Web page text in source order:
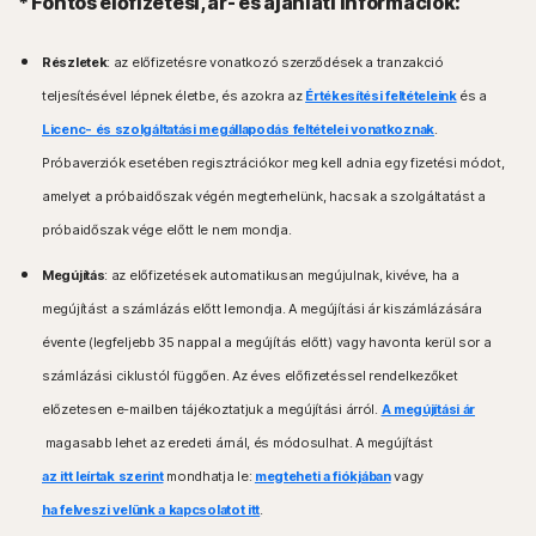
nézzen utána a helyi jogszabályoknak.
Windows 11/10 kivételével),
Microsoft Windows 8/8.1 (minden verzió),
újabb szervizcsomaggal.
Mac® operációs rendszerek
futtató Mac-gépek.
Android™ operációs rendszerek
Android 10.0 vagy újabb operációs rendszert futtató
eszközök. Telepíteni kell a Google Play alkalmazást.
Android TV OS 10.0 vagy újabb operációs rendszert
futtató Google TV-k.
iOS operációs rendszerek
Az Apple® iOS aktuális és előző két verzióját futtató
eszközökre is kiterjed.
A Snapdragon/ARM chipet használó verziók nem tartalmazzák
Windows™ operációs rendszerek
Kompatibilis a Microsoft Windows 11 operációs
Microsoft Windows 10 (minden verzió)
védelmi funkciók a Windows 8 főképernyő
böngészőiben nem állnak rendelkezésre.
Microsoft Windows 7 (minden verzió) 1-es (SP 1) vagy
támogatást
Nem támogatott funkciók: Norton Felhőalapú
biztonsági mentés, Norton Szülői felügyelet, Norton
Részletek: az előfizetésre vonatkozó szerződések a tranzakció
teljesítésével lépnek életbe, és azokra az Értékesítési feltételeinkés a
Licenc- és szolgáltatási megállapodás feltételei vonatkoznak.
Próbaverziók esetében regisztrációkor meg kell adnia egy fizetési módot,
amelyet a próbaidőszak végén megterhelünk, hacsak a szolgáltatást a
próbaidőszak vége előtt le nem mondja.
Megújítás: az előfizetések automatikusan megújulnak, kivéve, ha a
megújítást a számlázás előtt lemondja. A megújítási ár kiszámlázására
évente (legfeljebb 35 nappal a megújítás előtt) vagy havonta kerül sor a
számlázási ciklustól függően. Az éves előfizetéssel rendelkezőket
előzetesen e-mailben tájékoztatjuk a megújítási árról. A megújítási ár
magasabb lehet az eredeti árnál, és módosulhat. A megújítást
az itt leírtak szerintmondhatja le: megteheti a fiókjábanvagy
ha felveszi velünk a kapcsolatot itt.